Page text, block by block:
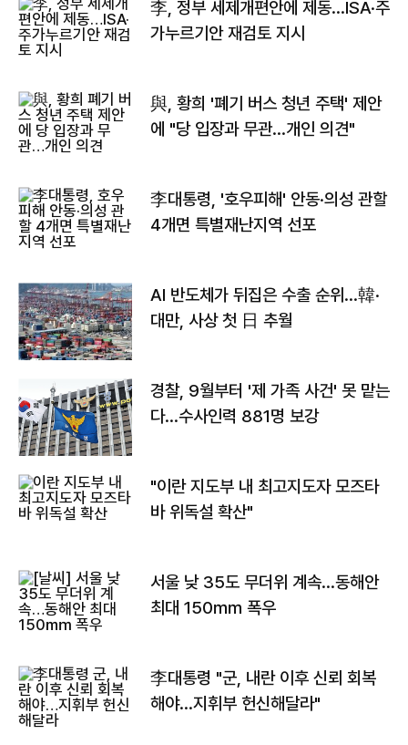
李, 정부 세제개편안에 제동…ISA·주
가누르기안 재검토 지시
與, 황희 '폐기 버스 청년 주택' 제안
에 "당 입장과 무관…개인 의견"
李대통령, '호우피해' 안동·의성 관할
4개면 특별재난지역 선포
AI 반도체가 뒤집은 수출 순위…韓·
대만, 사상 첫 日 추월
경찰, 9월부터 '제 가족 사건' 못 맡는
다…수사인력 881명 보강
"이란 지도부 내 최고지도자 모즈타
바 위독설 확산"
서울 낮 35도 무더위 계속…동해안
최대 150㎜ 폭우
李대통령 "군, 내란 이후 신뢰 회복
해야…지휘부 헌신해달라"